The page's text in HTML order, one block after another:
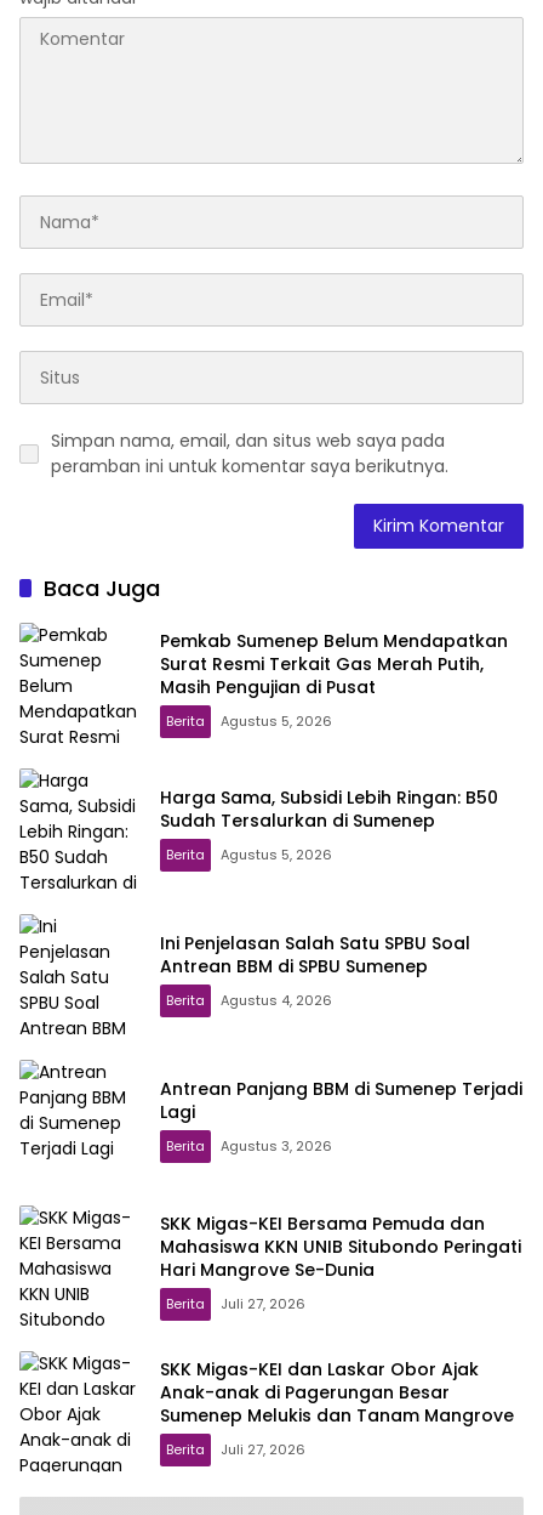
Simpan nama, email, dan situs web saya pada
peramban ini untuk komentar saya berikutnya.
Baca Juga
Pemkab Sumenep Belum Mendapatkan
Surat Resmi Terkait Gas Merah Putih,
Masih Pengujian di Pusat
Berita Agustus 5, 2026
Harga Sama, Subsidi Lebih Ringan: B50
Sudah Tersalurkan di Sumenep
Berita Agustus 5, 2026
Ini Penjelasan Salah Satu SPBU Soal
Antrean BBM di SPBU Sumenep
Berita Agustus 4, 2026
Antrean Panjang BBM di Sumenep Terjadi
Lagi
Berita Agustus 3, 2026
SKK Migas-KEI Bersama Pemuda dan
Mahasiswa KKN UNIB Situbondo Peringati
Hari Mangrove Se-Dunia
Berita Juli 27, 2026
SKK Migas-KEI dan Laskar Obor Ajak
Anak-anak di Pagerungan Besar
Sumenep Melukis dan Tanam Mangrove
Berita Juli 27, 2026